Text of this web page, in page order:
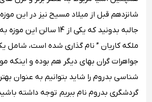
شانزدهم قبل از میلاد مسیح نیز در این موزه
جالبه بدونید که یکی از 14 سالن
ملکه کاریان ” نام گذاری شده است، شامل
جواهرات گران بهای دیگر هم بوده و اینکه
شناسی بدروم را شاید بتوانیم به عنوان
گردشگری بدروم نام ببریم توجه داشته